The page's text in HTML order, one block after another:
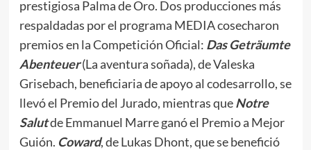
prestigiosa Palma de Oro. Dos producciones más
respaldadas por el programa MEDIA cosecharon
premios en la Competición Oficial: Das Geträumte
Abenteuer(La aventura soñada), de Valeska
Grisebach, beneficiaria de apoyo al codesarrollo, se
llevó el Premio del Jurado, mientras queNotre
Salutde Emmanuel Marre ganó el Premio a Mejor
Guión. Coward, de Lukas Dhont, que se benefició